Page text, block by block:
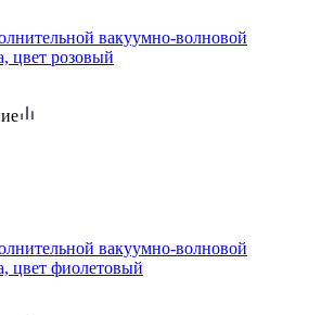
вакуумно-волновой
цвет розовый
вакуумно-волновой
цвет фиолетовый